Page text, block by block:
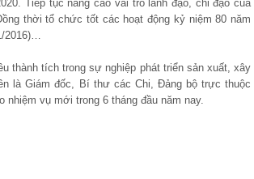
Tiếp tục nâng cao vai trò lãnh đạo, chỉ đạo của
thời tổ chức tốt các hoạt động kỷ niệm 80 năm
2016)…
thành tích trong sự nghiệp phát triển sản xuất, xây
là Giám đốc, Bí thư các Chi, Đảng bộ trực thuộc
vụ mới trong 6 tháng đầu năm nay.